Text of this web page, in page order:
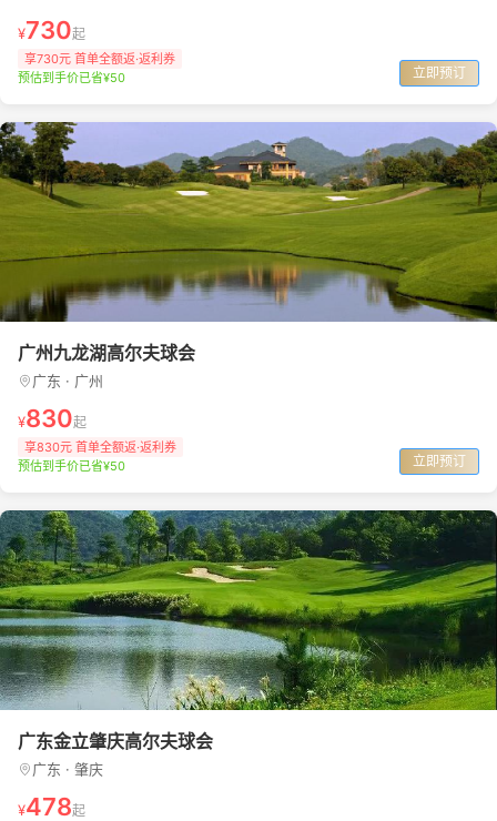
¥730起
享730元 首单全额返·返利券
预估到手价已省¥50
立即预订
广州九龙湖高尔夫球会
广东 · 广州
¥830起
享830元 首单全额返·返利券
预估到手价已省¥50
立即预订
广东金立肇庆高尔夫球会
广东 · 肇庆
¥478起